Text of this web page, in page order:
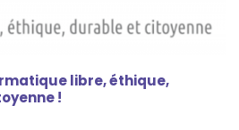
libre, éthique,
!